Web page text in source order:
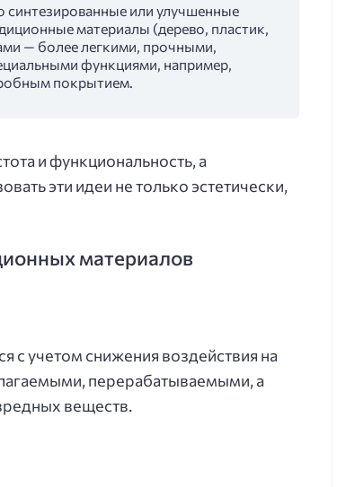
или улучшенные
материалы (дерево, пластик,
— более легкими, прочными,
функциями, например,
покрытием.
и функциональность, а
эти идеи не только эстетически,
материалов
с учетом снижения воздействия на
перерабатываемыми, а
веществ.